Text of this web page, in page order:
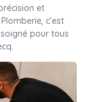
et
c’est
pour tous